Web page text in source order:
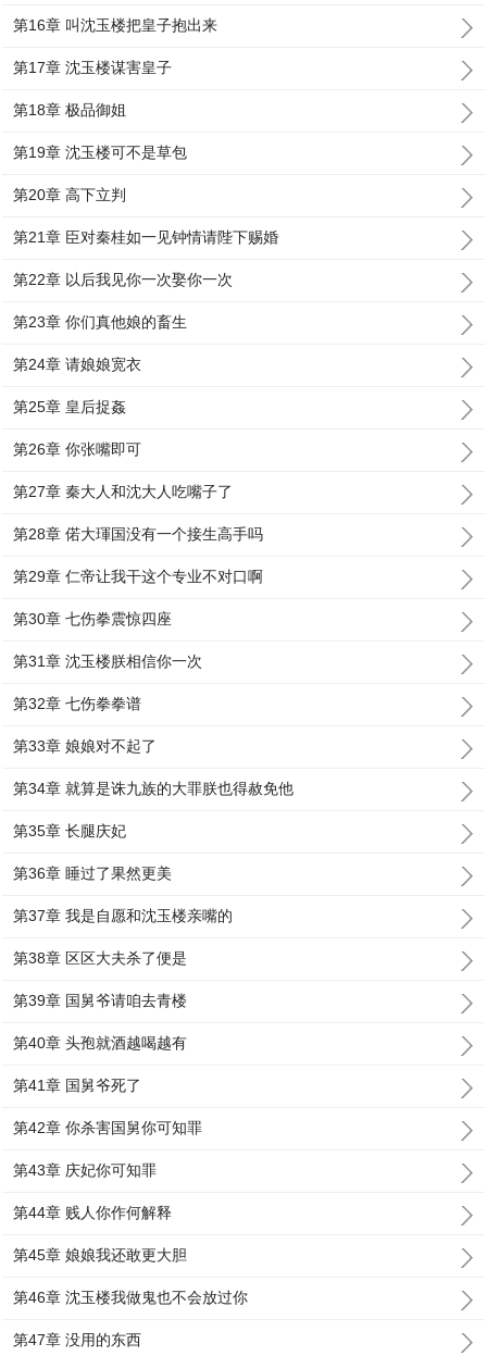
第16章 叫沈玉楼把皇子抱出来
第17章 沈玉楼谋害皇子
第18章 极品御姐
第19章 沈玉楼可不是草包
第20章 高下立判
第21章 臣对秦桂如一见钟情请陛下赐婚
第22章 以后我见你一次娶你一次
第23章 你们真他娘的畜生
第24章 请娘娘宽衣
第25章 皇后捉姦
第26章 你张嘴即可
第27章 秦大人和沈大人吃嘴子了
第28章 偌大琿国没有一个接生高手吗
第29章 仁帝让我干这个专业不对口啊
第30章 七伤拳震惊四座
第31章 沈玉楼朕相信你一次
第32章 七伤拳拳谱
第33章 娘娘对不起了
第34章 就算是诛九族的大罪朕也得赦免他
第35章 长腿庆妃
第36章 睡过了果然更美
第37章 我是自愿和沈玉楼亲嘴的
第38章 区区大夫杀了便是
第39章 国舅爷请咱去青楼
第40章 头孢就酒越喝越有
第41章 国舅爷死了
第42章 你杀害国舅你可知罪
第43章 庆妃你可知罪
第44章 贱人你作何解释
第45章 娘娘我还敢更大胆
第46章 沈玉楼我做鬼也不会放过你
第47章 没用的东西